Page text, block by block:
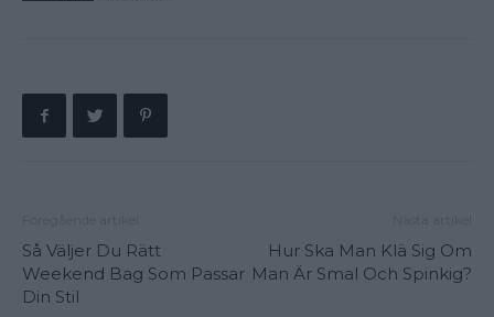
Så Väljer Du Rätt
Weekend Bag Som Passar
Din Stil
Hur Ska Man Klä Sig Om
Man Är Smal Och Spinkig?